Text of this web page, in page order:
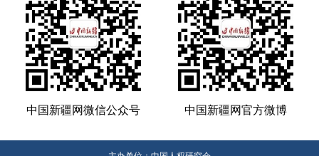
中国新疆网微信公众号 中国新疆网官方微博